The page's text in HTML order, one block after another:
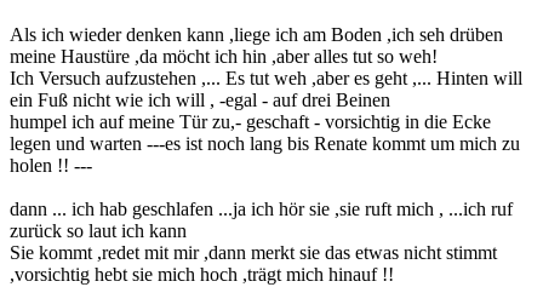
Als ich wieder denken kann ,liege ich am Boden ,ich seh drüben
meine Haustüre ,da möcht ich hin ,aber alles tut so weh!
Ich Versuch aufzustehen ,... Es tut weh ,aber es geht ,... Hinten will
ein Fuß nicht wie ich will , -egal - auf drei Beinen
humpel ich auf meine Tür zu,- geschaft - vorsichtig in die Ecke
legen und warten ---es ist noch lang bis Renate kommt um mich zu
holen !! ---
dann ... ich hab geschlafen ...ja ich hör sie ,sie ruft mich , ...ich ruf
zurück so laut ich kann
Sie kommt ,redet mit mir ,dann merkt sie das etwas nicht stimmt
,vorsichtig hebt sie mich hoch ,trägt mich hinauf !!